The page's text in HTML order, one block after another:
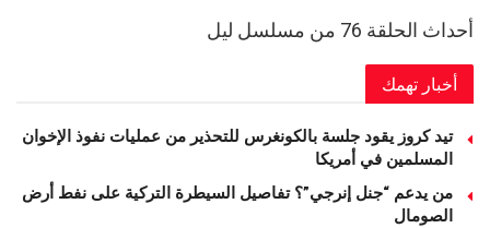
أحداث الحلقة 76 من مسلسل ليل
أخبار تهمك
تيد كروز يقود جلسة بالكونغرس للتحذير من عمليات نفوذ الإخوان
المسلمين في أمريكا
من يدعم “جنل إنرجي”؟ تفاصيل السيطرة التركية على نفط أرض
الصومال